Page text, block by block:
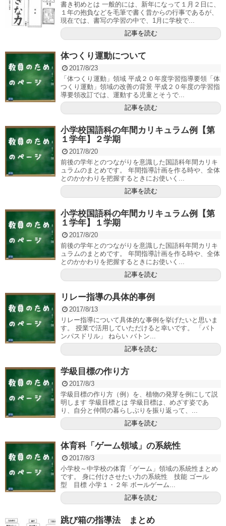
書き初めとは 一般的には、新年になって１月２日に、
１年の抱負などを毛筆で書く昔からの行事であるが、
現在では、書写の学習の中で、1月に学校で...
記事を読む
体つくり運動について
2017/8/23
「体つくり運動」領域 平成２０年度学習指導要領「体
つくり運動」領域の改善の背景 平成２０年度の学習指
導要領改訂では、運動する児童とそうで...
記事を読む
小学校国語科の年間カリキュラム例【第
１学年】２学期
2017/8/20
前後の学年とのつながりを意識した国語科年間カリキ
ュラムのまとめです。 年間指導計画を作る時や、全体
とのかかわりを把握するときにお使いく...
記事を読む
小学校国語科の年間カリキュラム例【第
１学年】１学期
2017/8/20
前後の学年とのつながりを意識した国語科年間カリキ
ュラムのまとめです。 年間指導計画を作る時や、全体
とのかかわりを把握するときにお使いく...
記事を読む
リレー指導の具体的事例
2017/8/13
リレー指導について具体的な事例を挙げたいと思いま
す。 授業で活用していただけると幸いです。 「バト
ンパスドリル」 ねらい バトン...
記事を読む
学級目標の作り方
2017/8/3
学級目標の作り方（例）を、植物の発芽を例にして説
明します 学級目標とは 学級目標は、めざす姿であ
り、自分と仲間の暮らしぶりを振り返って、...
記事を読む
体育科「ゲーム領域」の系統性
2017/8/3
小学校～中学校の体育「ゲーム」領域の系統性まとめ
です。 身に付けさせたい力の系統性 技能 ゴール
型 目標 小学１・２年 ボールゲーム...
記事を読む
跳び箱の指導法 まとめ